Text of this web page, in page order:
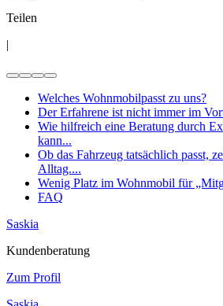
Teilen
|
Welches Wohnmobilpasst zu uns?
Der Erfahrene ist nicht immer im
Wie hilfreich eine Beratung durch
kann...
Ob das Fahrzeug tatsächlich passt,
Alltag....
Wenig Platz im Wohnmobil für
FAQ
Saskia
Kundenberatung
Zum Profil